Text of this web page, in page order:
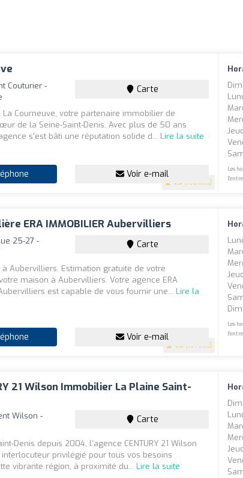
4.9 (198 avis)
Couturier -
Carte
La Courneuve, votre partenaire immobilier de
de la Seine-Saint-Denis. Avec plus de 50 ans
s'est bâti une réputation solide d...Lire la suite
Voir e-mail
Les
ERA IMMOBILIER Aubervilliers
4.9 (197 avis)
25-27 -
Carte
Aubervilliers. Estimation gratuite de votre
maison à Aubervilliers. Votre agence ERA
est capable de vous fournir une...Lire la
Voir e-mail
Les
21 Wilson Immobilier La Plaine Saint-
Wilson -
Carte
Denis depuis 2004, l'agence CENTURY 21 Wilson
privilégié pour tous vos besoins
vibrante région, à proximité du...Lire la suite